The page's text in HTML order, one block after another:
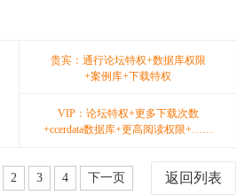
贵宾：通行论坛特权+数据库权限
+案例库+下载特权
VIP：论坛特权+更多下载次数
+ccerdata数据库+更高阅读权限+……
返回列表
2 3 4 下一页